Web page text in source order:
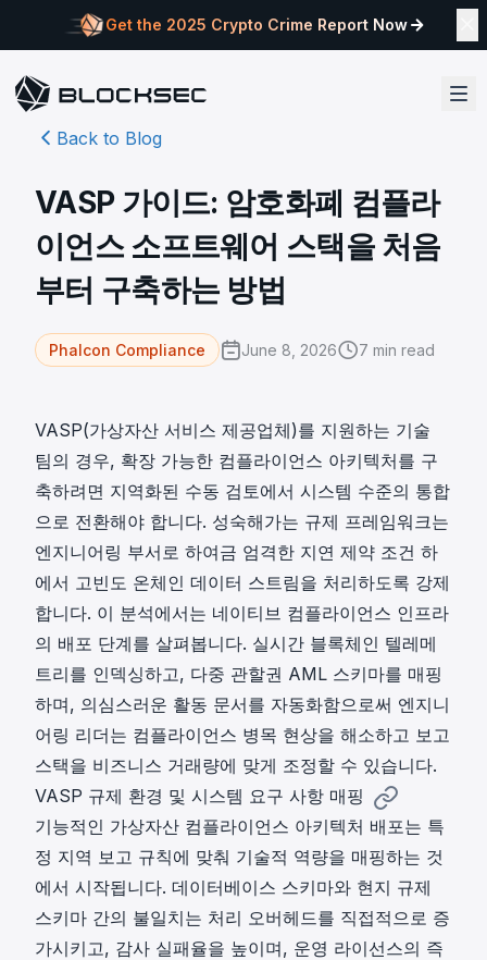
Get the 2025 Crypto Crime Report Now
Back to Blog
VASP 가이드: 암호화폐 컴플라
이언스 소프트웨어 스택을 처음
부터 구축하는 방법
Phalcon Compliance June 8, 2026 7 min read
VASP(가상자산 서비스 제공업체)를 지원하는 기술
팀의 경우, 확장 가능한 컴플라이언스 아키텍처를 구
축하려면 지역화된 수동 검토에서 시스템 수준의 통합
으로 전환해야 합니다. 성숙해가는 규제 프레임워크는
엔지니어링 부서로 하여금 엄격한 지연 제약 조건 하
에서 고빈도 온체인 데이터 스트림을 처리하도록 강제
합니다. 이 분석에서는 네이티브 컴플라이언스 인프라
의 배포 단계를 살펴봅니다. 실시간 블록체인 텔레메
트리를 인덱싱하고, 다중 관할권 AML 스키마를 매핑
하며, 의심스러운 활동 문서를 자동화함으로써 엔지니
어링 리더는 컴플라이언스 병목 현상을 해소하고 보고
스택을 비즈니스 거래량에 맞게 조정할 수 있습니다.
VASP 규제 환경 및 시스템 요구 사항 매핑
기능적인 가상자산 컴플라이언스 아키텍처 배포는 특
정 지역 보고 규칙에 맞춰 기술적 역량을 매핑하는 것
에서 시작됩니다. 데이터베이스 스키마와 현지 규제
스키마 간의 불일치는 처리 오버헤드를 직접적으로 증
가시키고, 감사 실패율을 높이며, 운영 라이선스의 즉